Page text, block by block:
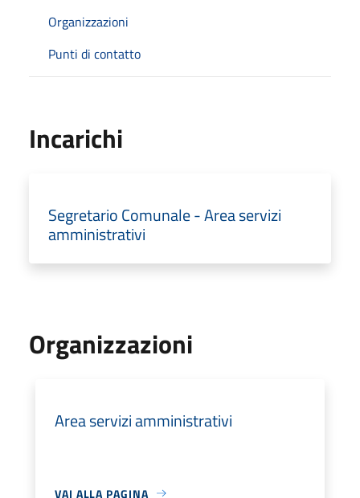
Organizzazioni
Punti di contatto
Incarichi
Segretario Comunale - Area servizi
amministrativi
Organizzazioni
Area servizi amministrativi
VAI ALLA PAGINA